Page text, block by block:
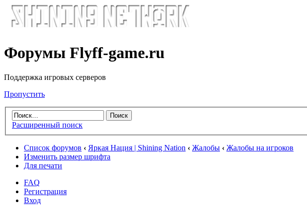
Форумы Flyff-game.ru
Поддержка игровых серверов
Пропустить
Расширенный поиск
Список форумов ‹ Яркая Нация | Shining Nation ‹ Жалобы ‹ Жалобы на игроков
Изменить размер шрифта
Для печати
FAQ
Регистрация
Вход